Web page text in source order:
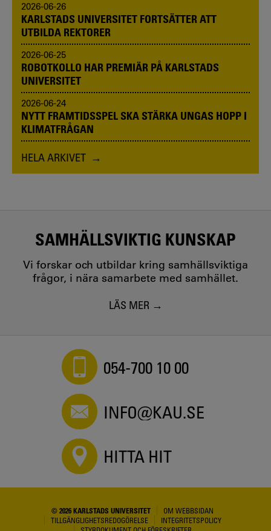
2026-06-26
KARLSTADS UNIVERSITET FORTSÄTTER ATT
UTBILDA REKTORER
2026-06-25
ROBOTKOLLO HAR PREMIÄR PÅ KARLSTADS
UNIVERSITET
2026-06-24
NYTT FRAMTIDSSPEL SKA STÄRKA UNGAS HOPP I
KLIMATFRÅGAN
HELA ARKIVET
SAMHÄLLSVIKTIG KUNSKAP
Vi forskar och utbildar kring samhällsviktiga
frågor, i nära samarbete med samhället.
LÄS MER
054-700 10 00
INFO@KAU.SE
HITTA HIT
© 2026 KARLSTADS UNIVERSITET
OM WEBBSIDAN
TILLGÄNGLIGHETSREDOGÖRELSE
INTEGRITETSPOLICY